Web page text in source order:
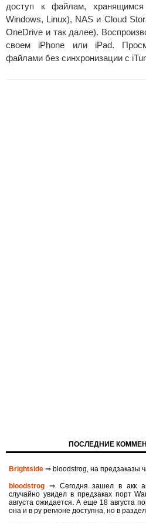
доступ к файлам,
Windows, Linux), NAS и Cloud
OneDrive и так далее).
своем iPhone или iPad.
файлами без синхронизации с
ПОСЛЕДНИЕ
Brightside ⇒ bloodstrog, на предзаказы
bloodstrog ⇒ Сегодня зашел в акк
случайно увидел в предзаках порт
августа ожидается. A eще 18 августа
она и в ру регионе доступна, но в